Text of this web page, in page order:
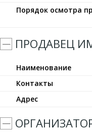
Порядок осмотра
ПРОДАВЕЦ
Наименование
Контакты
Адрес